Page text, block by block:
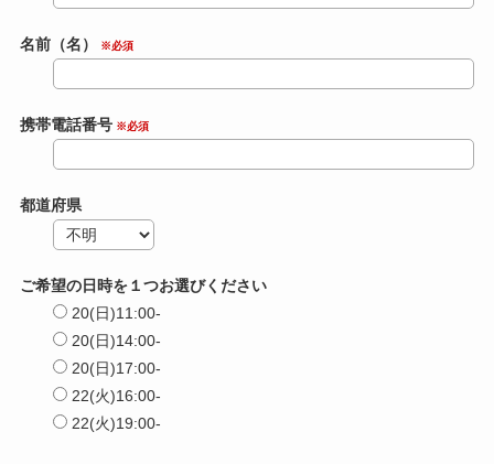
名前（名） ※必須
携帯電話番号※必須
都道府県
ご希望の日時を１つお選びください
20(日)11:00-
20(日)14:00-
20(日)17:00-
22(火)16:00-
22(火)19:00-